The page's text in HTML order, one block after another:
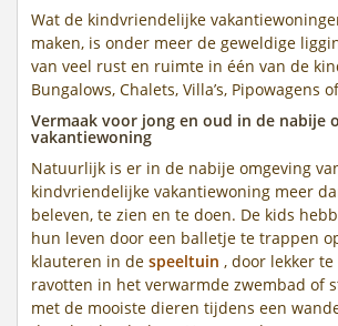
Wat de kindvriendelijke
maken, is onder meer de geweldige
van veel rust en ruimte in één van de
Bungalows, Chalets, Villa’s, Pipowagens
Vermaak voor jong en oud in de nabije
vakantiewoning
Natuurlijk is er in de nabije omgeving
kindvriendelijke vakantiewoning meer
beleven, te zien en te doen. De kids
hun leven door een balletje te trappen
klauteren in de speeltuin , door lekker
ravotten in het verwarmde zwembad of
met de mooiste dieren tijdens een